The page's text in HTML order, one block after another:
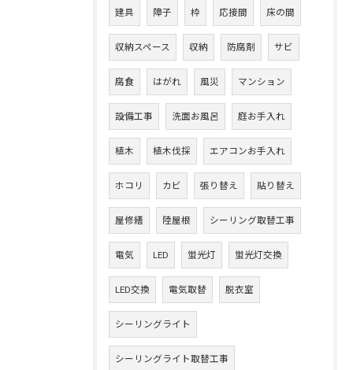
建具 障子 枠 応接間 床の間
収納スペース 収納 防腐剤 サビ
腐食 はがれ 風災 マンション
設備工事 洗面お風呂 庭お手入れ
植木 植木伐採 エアコンお手入れ
ホコリ カビ 張り替え 貼り替え
屋修繕 陸屋根 シーリング取替工事
電気 LED 蛍光灯 蛍光灯交換
LED交換 電気取替 脱衣室
シーリングライト
シーリングライト取替工事